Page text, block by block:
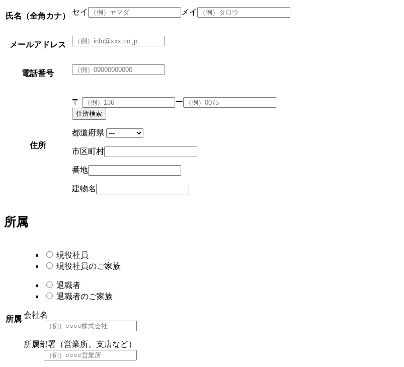
氏名（全角カナ） セイ メイ
メールアドレス
電話番号
住所
〒 ー
都道府県
市区町村
番地
建物名
所属
所属
現役社員
現役社員のご家族
退職者
退職者のご家族
会社名
所属部署（営業所、支店など）